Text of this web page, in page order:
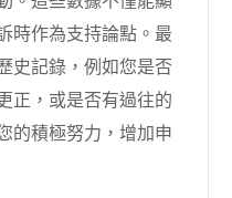
時作為支持論點。最
史記錄，例如您是否
正，或是否有過往的
的積極努力，增加申